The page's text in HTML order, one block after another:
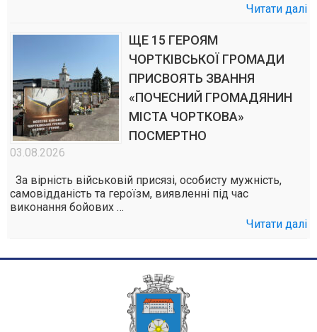
Читати далі
ЩЕ 15 ГЕРОЯМ
ЧОРТКІВСЬКОЇ ГРОМАДИ
ПРИСВОЯТЬ ЗВАННЯ
«ПОЧЕСНИЙ ГРОМАДЯНИН
МІСТА ЧОРТКОВА»
ПОСМЕРТНО
03.08.2026
За вірність військовій присязі, особисту мужність,
самовідданість та героїзм, виявленні під час
виконання бойових …
Читати далі